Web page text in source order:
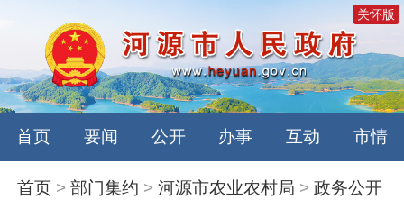
关怀版
首页 要闻 公开 办事 互动 市情
首页 >部门集约 >河源市农业农村局 >政务公开